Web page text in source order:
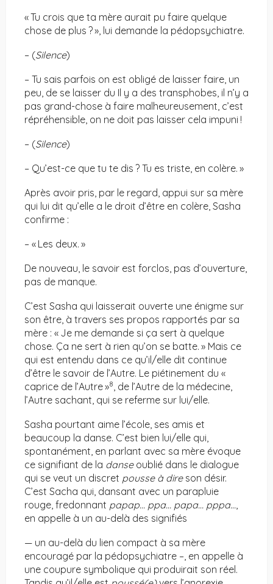
« Tu crois que ta mère aurait pu faire quelque
chose de plus ? », lui demande la pédopsychiatre.
– (Silence)
– Tu sais parfois on est obligé de laisser faire, un
peu, de se laisser du Il y a des transphobes, il n’y a
pas grand-chose à faire malheureusement, c’est
répréhensible, on ne doit pas laisser cela impuni !
– (Silence)
– Qu’est-ce que tu te dis ? Tu es triste, en colère. »
Après avoir pris, par le regard, appui sur sa mère
qui lui dit qu’elle a le droit d’être en colère, Sasha
confirme :
– « Les deux. »
De nouveau, le savoir est forclos, pas d’ouverture,
pas de manque.
C’est Sasha qui laisserait ouverte une énigme sur
son être, à travers ses propos rapportés par sa
mère : « Je me demande si ça sert à quelque
chose. Ça ne sert à rien qu’on se batte. » Mais ce
qui est entendu dans ce qu’il/elle dit continue
d’être le savoir de l’Autre. Le piétinement du «
caprice de l’Autre »8, de l’Autre de la médecine,
l’Autre sachant, qui se referme sur lui/elle.
Sasha pourtant aime l’école, ses amis et
beaucoup la danse. C’est bien lui/elle qui,
spontanément, en parlant avec sa mère évoque
ce signifiant de la danse oublié dans le dialogue
qui se veut un discret pousse à dire son désir.
C’est Sacha qui, dansant avec un parapluie
rouge, fredonnant papap… ppa… papa… pppa…,
en appelle à un au-delà des signifiés
— un au-delà du lien compact à sa mère
encouragé par la pédopsychiatre –, en appelle à
une coupure symbolique qui produirait son réel.